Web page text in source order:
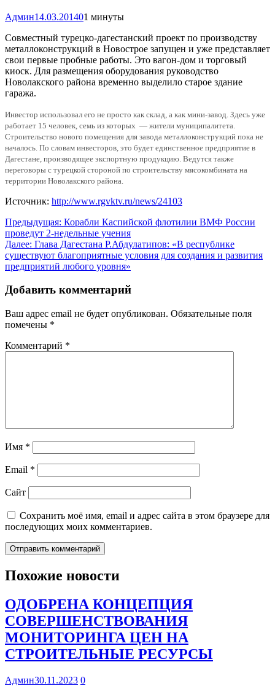
Админ14.03.201401 минуты
Совместный турецко-дагестанский проект по производству
металлоконструкций в Новострое запущен и уже представляет
свои первые пробные работы. Это вагон-дом и торговый
киоск. Для размещения оборудования руководство
Новолакского района временно выделило старое здание
гаража.
Инвестор использовал его не просто как склад, а как мини-завод. Здесь уже
работает 15 человек, семь из которых — жители муниципалитета.
Строительство нового помещения для завода металлоконструкций пока не
началось. По словам инвесторов, это будет единственное предприятие в
Дагестане, производящее экспортную продукцию. Ведутся также
переговоры с турецкой стороной по строительству мясокомбината на
территории Новолакского района.
Источник: http://www.rgvktv.ru/news/24103
Навигация
по
записям
Предыдущая: Корабли Каспийской флотилии ВМФ России
проведут 2-недельные учения
Далее: Глава Дагестана Р.Абдулатипов: «В республике
существуют благоприятные условия для создания и развития
предприятий любого уровня»
Добавить комментарий
Ваш адрес email не будет опубликован. Обязательные поля
помечены *
Комментарий *
Имя *
Email *
Сайт
Сохранить моё имя, email и адрес сайта в этом браузере для
последующих моих комментариев.
Похожие новости
ОДОБРЕНА КОНЦЕПЦИЯ
СОВЕРШЕНСТВОВАНИЯ
МОНИТОРИНГА ЦЕН НА
СТРОИТЕЛЬНЫЕ РЕСУРСЫ
Админ30.11.2023 0